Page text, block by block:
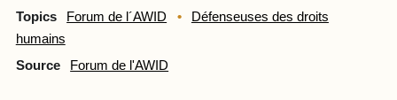
Topics Forum de l´AWID
Défenseuses des droits
humains
Source
Forum de l'AWID